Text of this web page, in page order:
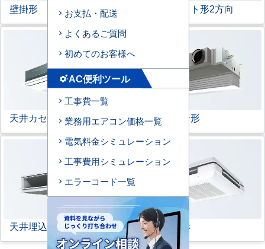
壁掛形 天井カセット形2方向
天井カセット形1方向 ビルトイン形
天井埋込ダクト形 天吊自在形
お支払・配送
よくあるご質問
初めてのお客様へ
settings_suggestAC便利ツール
工事費一覧
業務用エアコン価格一覧
電気料金シミュレーション
工事費用シミュレーション
エラーコード一覧